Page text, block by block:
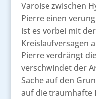
Varoise zwischen
Pierre einen
ist es vorbei mit
Kreislaufversagen
Pierre verdrängt
verschwindet der
Sache auf den
auf die traumhafte